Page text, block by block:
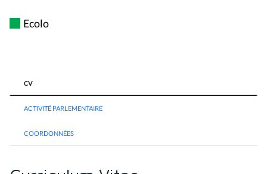
Ecolo
CV
ACTIVITÉ PARLEMENTAIRE
COORDONNÉES